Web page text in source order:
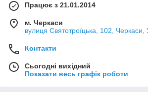
Працює з 21.01.2014
м. Черкаси
вулиця Святотроїцька, 102, Черкаси,
Контакти
Сьогодні вихідний
Показати весь графік роботи